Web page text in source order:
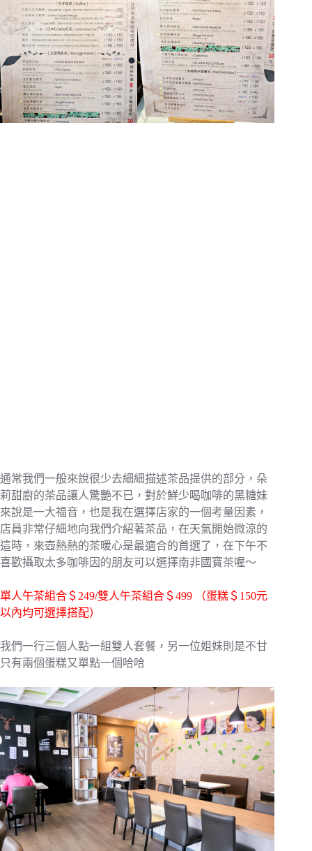
通常我們一般來說很少去細細描述茶品提供的部分，朵
莉甜廚的茶品讓人驚艷不已，對於鮮少喝咖啡的黑糖妹
來說是一大福音，也是我在選擇店家的一個考量因素，
店員非常仔細地向我們介紹著茶品，在天氣開始微涼的
這時，來壺熱熱的茶暖心是最適合的首選了，在下午不
喜歡攝取太多咖啡因的朋友可以選擇南非國寶茶喔～
單人午茶組合＄249/雙人午茶組合＄499 （蛋糕＄150元
以內均可選擇搭配）
我們一行三個人點一組雙人套餐，另一位姐妹則是不甘
只有兩個蛋糕又單點一個哈哈